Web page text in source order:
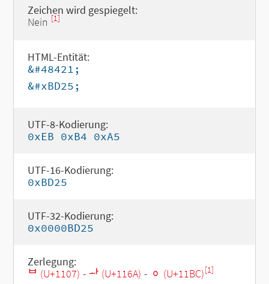
Zeichen wird gespiegelt:
Nein [1]
HTML-Entität:
&#48421;
&#xBD25;
UTF-8-Kodierung:
0xEB 0xB4 0xA5
UTF-16-Kodierung:
0xBD25
UTF-32-Kodierung:
0x0000BD25
Zerlegung:
ᄇ (U+1107) - ᅪ (U+116A) - ᆼ (U+11BC)[1]